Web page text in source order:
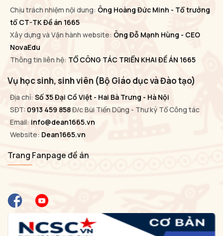
Chịu trách nhiệm nội dung: Ông Hoàng Đức Minh - Tổ trưởng
tổ CT-TK Đề án 1665
Xây dựng và Vận hành website: Ông Đỗ Mạnh Hùng - CEO
NovaEdu
Thông tin liên hệ: TỔ CÔNG TÁC TRIỂN KHAI ĐỀ ÁN 1665
Vụ học sinh, sinh viên (Bộ Giáo dục và Đào tạo)
Địa chỉ: Số 35 Đại Cồ Việt - Hai Bà Trưng - Hà Nội
SĐT: 0913 459 858Đ/c Bùi Tiến Dũng - Thư ký Tổ Công tác
Email: info@dean1665.vn
Website: Dean1665.vn
Trang Fanpage đề án